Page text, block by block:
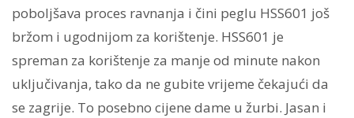
poboljšava proces ravnanja i čini peglu HSS601 još
bržom i ugodnijom za korištenje. HSS601 je
spreman za korištenje za manje od minute nakon
uključivanja, tako da ne gubite vrijeme čekajući da
se zagrije. To posebno cijene dame u žurbi. Jasan i